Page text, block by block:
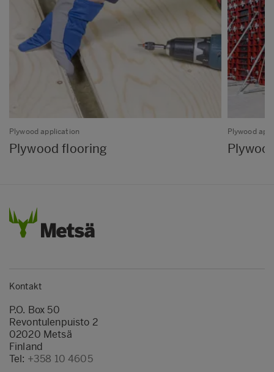
Plywood application
Plywood flooring
Plywood
Kontakt
P.O. Box 50
Revontulenpuisto 2
02020 Metsä
Finland
Tel: +358 10 4605